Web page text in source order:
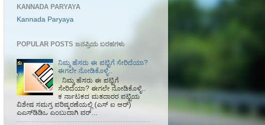
KANNADA PARYAYA
Kannada Paryaya
POPULAR POSTS ಜನಪ್ರಿಯ ಬರಹಗಳು
ನಿಮ್ಮ ಹೆಸರು ಈ ಪಟ್ಟಿಗೆ ಸೇರಿದೆಯಾ?
ಈಗಲೇ ನೋಡಿಕೊಳ್ಳಿ..
ನಿಮ್ಮ ಹೆಸರು ಈ ಪಟ್ಟಿಗೆ
ಸೇರಿದೆಯಾ? ಈಗಲೇ ನೋಡಿಕೊಳ್ಳಿ..
ಕ ರ್ನಾಟಕದ ಮತದಾರರ ಪಟ್ಟಿಯ
ವಿಶೇಷ ಸಮಗ್ರ ಪರಿಷ್ಕರಣೆಯಲ್ಲಿ (ಎಸ್‌ ಐ ಆರ್)‌
ಎಎಸ್‌ಡಿಡಿಒ ಎಂಬುದಾಗಿ ವರ್...